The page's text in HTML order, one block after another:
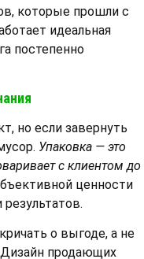
которые прошли с
идеальная
постепенно
но если завернуть
Упаковка — это
с клиентом до
ценности
о выгоде, а не
продающих